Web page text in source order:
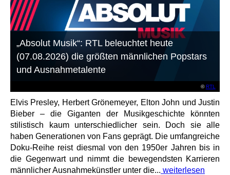
©RTL
„Absolut Musik“: RTL beleuchtet heute
(07.08.2026) die größten männlichen Popstars
und Ausnahmetalente
Elvis Presley, Herbert Grönemeyer, Elton John und Justin
Bieber – die Giganten der Musikgeschichte könnten
stilistisch kaum unterschiedlicher sein. Doch sie alle
haben Generationen von Fans geprägt. Die umfangreiche
Doku-Reihe reist diesmal von den 1950er Jahren bis in
die Gegenwart und nimmt die bewegendsten Karrieren
männlicher Ausnahmekünstler unter die... weiterlesen